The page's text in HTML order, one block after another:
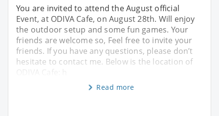
You are invited to attend the August official
Event, at ODIVA Cafe, on August 28th. Will enjoy
the outdoor setup and some fun games. Your
friends are welcome so, Feel free to invite your
friends. If you have any questions, please don’t
hesitate to contact me. Below is the location of
ODIVA Cafe: h
Read more